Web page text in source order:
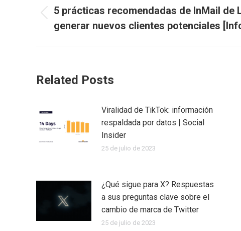
entre
publicaciones
Publicación
anterior:
5 prácticas recomendadas de InMail de
generar nuevos clientes potenciales
Related Posts
Viralidad de TikTok: información
respaldada por datos | Social
Insider
25 de julio de 2023
¿Qué sigue para X? Respuestas
a sus preguntas clave sobre el
cambio de marca de Twitter
25 de julio de 2023